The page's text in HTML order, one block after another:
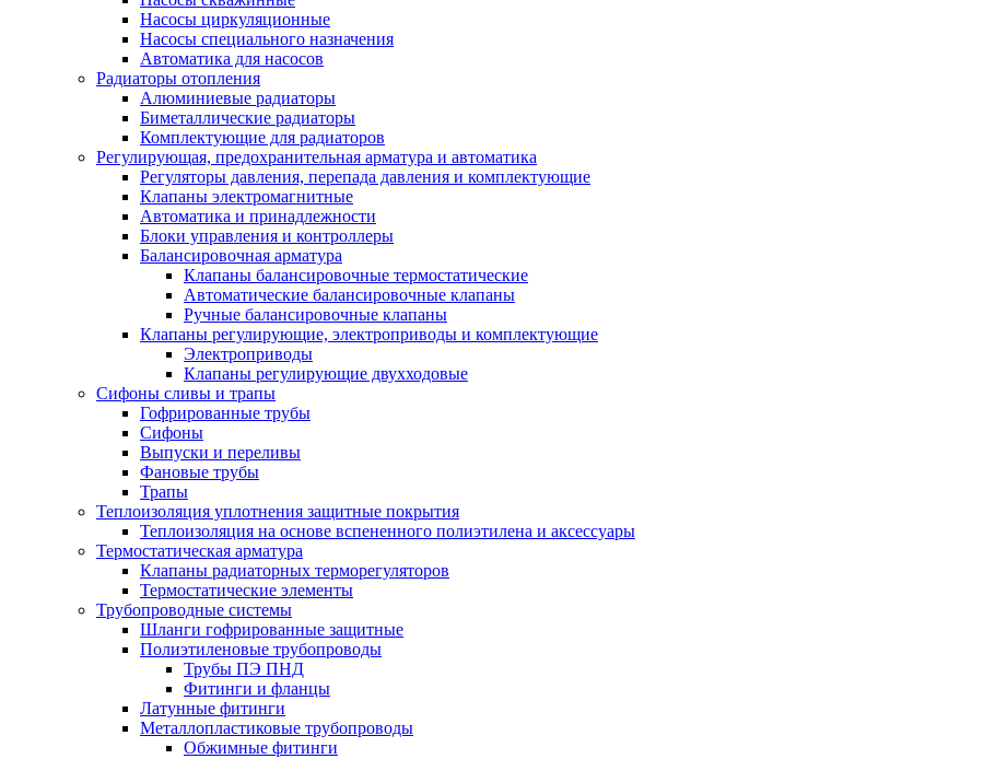
Насосы циркуляционные
Насосы специального назначения
Автоматика для насосов
Радиаторы отопления
Алюминиевые радиаторы
Биметаллические радиаторы
Комплектующие для радиаторов
Регулирующая, предохранительная арматура и автоматика
Регуляторы давления, перепада давления и комплектующие
Клапаны электромагнитные
Автоматика и принадлежности
Блоки управления и контроллеры
Балансировочная арматура
Клапаны балансировочные термостатические
Автоматические балансировочные клапаны
Ручные балансировочные клапаны
Клапаны регулирующие, электроприводы и комплектующие
Электроприводы
Клапаны регулирующие двухходовые
Сифоны сливы и трапы
Гофрированные трубы
Сифоны
Выпуски и переливы
Фановые трубы
Трапы
Теплоизоляция уплотнения защитные покрытия
Теплоизоляция на основе вспененного полиэтилена и аксессуары
Термостатическая арматура
Клапаны радиаторных терморегуляторов
Термостатические элементы
Трубопроводные системы
Шланги гофрированные защитные
Полиэтиленовые трубопроводы
Трубы ПЭ ПНД
Фитинги и фланцы
Латунные фитинги
Металлопластиковые трубопроводы
Обжимные фитинги